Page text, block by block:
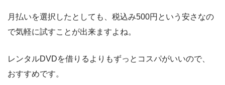
月払いを選択したとしても、税込み500円という安さなの
で気軽に試すことが出来ますよね。
レンタルDVDを借りるよりもずっとコスパがいいので、
おすすめです。